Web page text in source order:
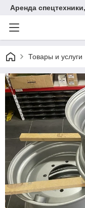
Аренда
Товары и услуги